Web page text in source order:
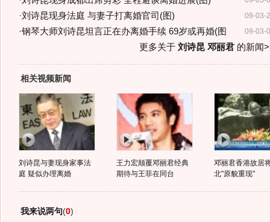
09-03-
·刘诗昆现身法庭 与妻子打离婚官司(图)
09-03-
·钢琴大师刘诗昆坦言正在办离婚手续 69岁或再婚(图
更多关于 刘诗昆 邓丽君的新闻
相关视频新闻
刘诗昆与妻现身家事法
庭 疑似办理离婚
王力宏颠覆邓丽君经典
期待与王菲在同台
邓丽君香港故居
北"原貌重现"
我来说两句(0)